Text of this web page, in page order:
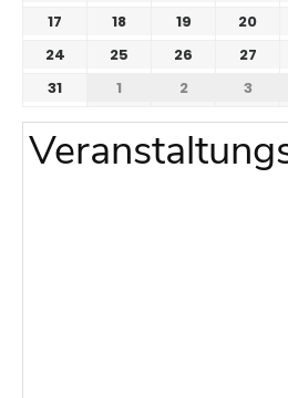
17
18 19 20
24
25 26 27
31
1 2 3